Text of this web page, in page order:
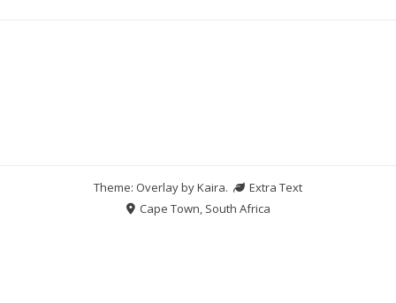
Theme: Overlay byKaira.
Extra Text
Cape Town, South Africa